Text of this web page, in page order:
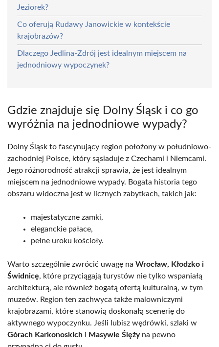
Jeziorek?
Co oferują Rudawy Janowickie w kontekście
krajobrazów?
Dlaczego Jedlina-Zdrój jest idealnym miejscem na
jednodniowy wypoczynek?
Gdzie znajduje się Dolny Śląsk i co go
wyróżnia na jednodniowe wypady?
Dolny Śląsk to fascynujący region położony w południowo-
zachodniej Polsce, który sąsiaduje z Czechami i Niemcami.
Jego różnorodność atrakcji sprawia, że jest idealnym
miejscem na jednodniowe wypady. Bogata historia tego
obszaru widoczna jest w licznych zabytkach, takich jak:
majestatyczne zamki,
eleganckie pałace,
pełne uroku kościoły.
Warto szczególnie zwrócić uwagę na Wrocław, Kłodzko i
Świdnicę, które przyciągają turystów nie tylko wspaniałą
architekturą, ale również bogatą ofertą kulturalną, w tym
muzeów. Region ten zachwyca także malowniczymi
krajobrazami, które stanowią doskonałą scenerię do
aktywnego wypoczynku. Jeśli lubisz wędrówki, szlaki w
Górach Karkonoskich i Masywie Ślężyna pewno